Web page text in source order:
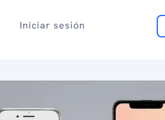
Iniciar sesión